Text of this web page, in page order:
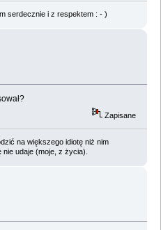
serdecznie i z respektem : - )
Zapisane
na większego idiotę niż nim
udaje (moje, z życia).